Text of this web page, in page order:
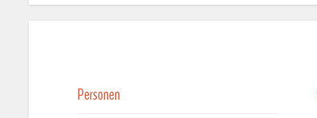
Personen